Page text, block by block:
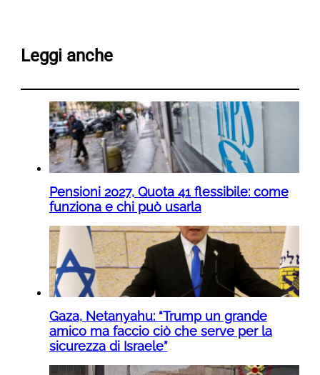
Leggi anche
Pensioni 2027, Quota 41 flessibile: come
funziona e chi può usarla
Gaza, Netanyahu: “Trump un grande
amico ma faccio ciò che serve per la
sicurezza di Israele”